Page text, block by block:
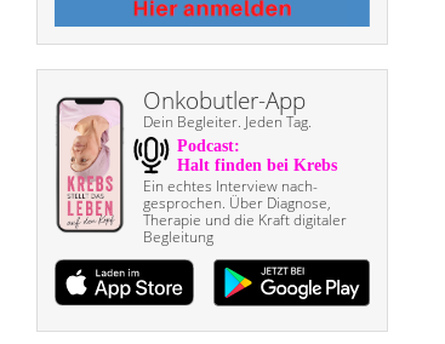
Onkobutler-App
Dein Begleiter. Jeden Tag.
Ein echtes Interview nach­
gesprochen. Über Diagnose,
Therapie und die Kraft digitaler
Begleitung